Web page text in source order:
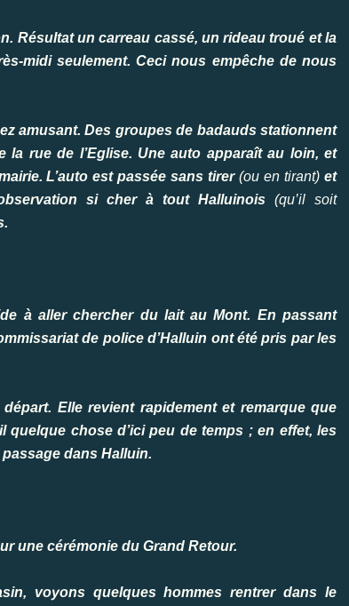
Résultat un carreau cassé, un rideau troué et la
midi seulement. Ceci nous empêche de nous
amusant. Des groupes de badauds stationnent
rue de l’Eglise. Une auto apparaît au loin, et
L’auto est passée sans tirer (ou en tirant)et
si cher à tout Halluinois (qu’il soit
à aller chercher du lait au Mont. En passant
de police d’Halluin ont été pris par les
Elle revient rapidement et remarque que
quelque chose d’ici peu de temps ; en effet, les
dans Halluin.
une cérémonie du Grand Retour.
voyons quelques hommes rentrer dans le